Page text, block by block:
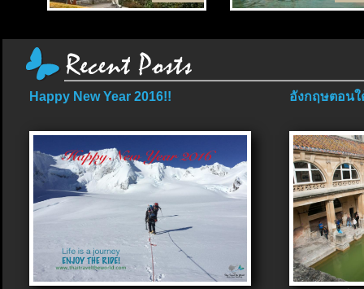
Happy New Year 2016!! อังกฤษตอนใ